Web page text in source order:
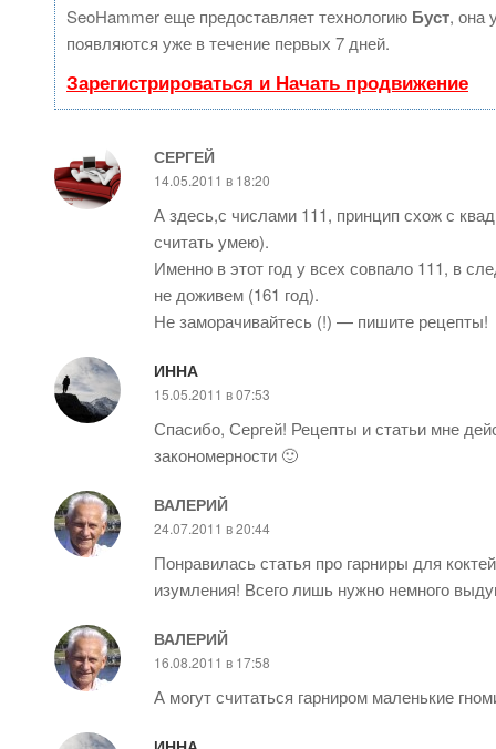
SeoHammer еще предоставляет технологию Буст, она
появляются уже в течение первых 7 дней.
Зарегистрироваться и Начать продвижение
СЕРГЕЙ
14.05.2011 в 18:20
А здесь,с числами 111, принцип схож с
считать умею).
Именно в этот год у всех совпало 111, в
не доживем (161 год).
Не заморачивайтесь (!) — пишите рецепты!
ИННА
15.05.2011 в 07:53
Спасибо, Сергей! Рецепты и статьи мне
закономерности 🙂
ВАЛЕРИЙ
24.07.2011 в 20:44
Понравилась статья про гарниры для
изумления! Всего лишь нужно немного
ВАЛЕРИЙ
16.08.2011 в 17:58
А могут считаться гарниром маленькие